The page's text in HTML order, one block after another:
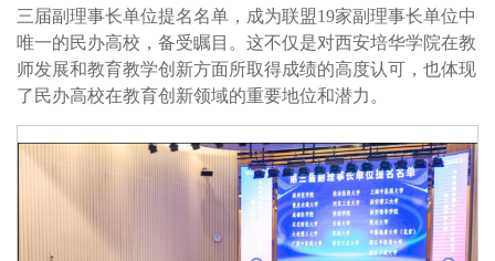
三届副理事长单位提名名单，成为联盟19家副理事长单位中
唯一的民办高校，备受瞩目。这不仅是对西安培华学院在教
师发展和教育教学创新方面所取得成绩的高度认可，也体现
了民办高校在教育创新领域的重要地位和潜力。